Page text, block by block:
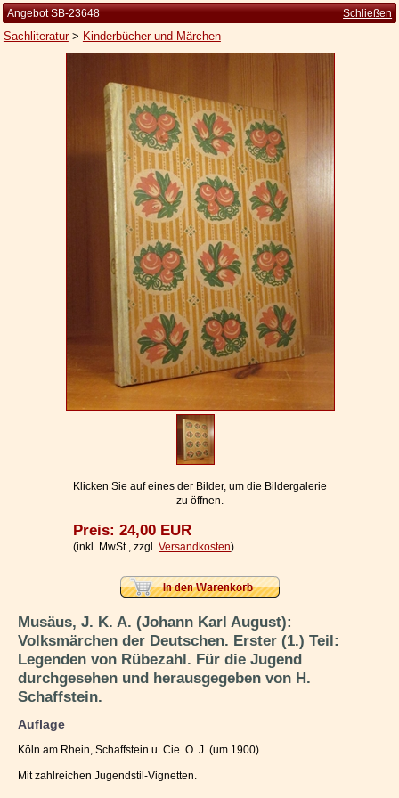
Kleine Kulturgeschichte
Die Brockhaus Auflagen
Widerrufsbelehrung
Geschäftsbedingungen
Datenschutzerklärung
Ihr Warenkorb
Angebot SB-23648 Schließen
Sachliteratur> Kinderbücher und Märchen
Klicken Sie auf eines der Bilder, um die Bildergalerie
zu öffnen.
Preis: 24,00 EUR
(inkl. MwSt., zzgl. Versandkosten)
Musäus, J. K. A. (Johann Karl August):
Volksmärchen der Deutschen. Erster (1.) Teil:
Legenden von Rübezahl. Für die Jugend
durchgesehen und herausgegeben von H.
Schaffstein.
Auflage
Köln am Rhein, Schaffstein u. Cie. O. J. (um 1900).
Mit zahlreichen Jugendstil-Vignetten.